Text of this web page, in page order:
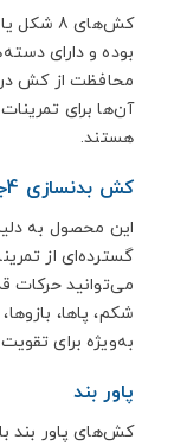
کش‌های 8
بوده و دارای
محافظت از کش در
‌آن‌ها برای
هستند.
کش بدنسازی 4جهته
این محصول به
گسترده‌ای از
می‌توانید حرکات
شکم، پاها،
به‌ویژه برای
پاور بند